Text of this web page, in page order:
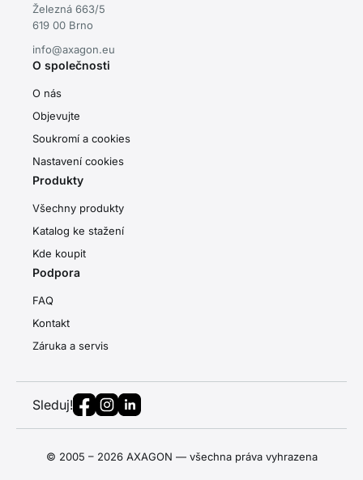
Železná 663/5
619 00 Brno
info@axagon.eu
O společnosti
O nás
Objevujte
Soukromí a cookies
Nastavení cookies
Produkty
Všechny produkty
Katalog ke stažení
Kde koupit
Podpora
FAQ
Kontakt
Záruka a servis
Sleduj!
© 2005 – 2026 AXAGON — všechna práva vyhrazena